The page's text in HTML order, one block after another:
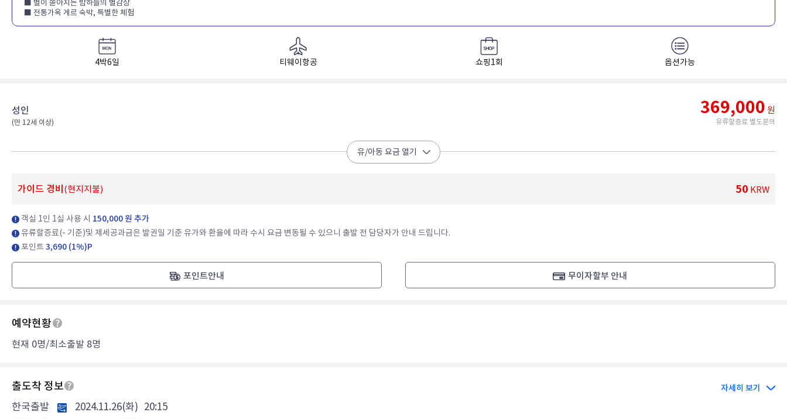
■ 별이 쏟아지는 밤하늘의 별감상
■ 전통가옥 게르 숙박, 특별한 체험
4박6일 티웨이항공 쇼핑1회 옵션가능
성인
(만 12세 이상)​
369,000 원
유류할증료 별도문의
유/아동 요금 열기
가이드 경비 (현지지불) 50 KRW
객실 1인 1실 사용 시 150,000 원 추가
유류할증료(- 기준)및 제세공과금은 발권일 기준 유가와 환율에 따라 수시 요금 변동될 수 있으니 출발 전 담당자가 안내 드립니다.
포인트 3,690 (1%)P
포인트안내 무이자할부 안내
예약현황
현재 0명/최소출발 8명
출도착 정보 자세히 보기
한국출발 2024.11.26(화) 20:15